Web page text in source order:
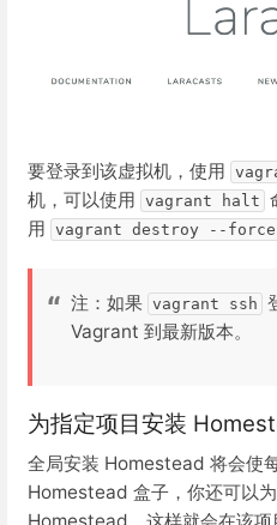
要登录到该虚拟机，使用
机，可以使用 vagrant halt
用 vagrant destroy --force
注：如果 vagrant ssh
Vagrant 到最新版本。
为指定项目安装
全局安装 Homestead 将会使
Homestead 盒子，你还可以
Homestead，这样就会在该项